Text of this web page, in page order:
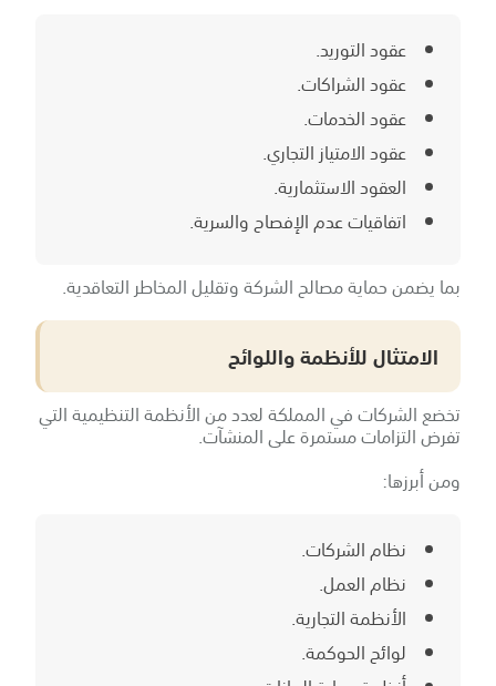
عقود التوريد.
عقود الشراكات.
عقود الخدمات.
عقود الامتياز التجاري.
العقود الاستثمارية.
اتفاقيات عدم الإفصاح والسرية.
بما يضمن حماية مصالح الشركة وتقليل المخاطر التعاقدية.
الامتثال للأنظمة واللوائح
تخضع الشركات في المملكة لعدد من الأنظمة التنظيمية التي
تفرض التزامات مستمرة على المنشآت.
ومن أبرزها:
نظام الشركات.
نظام العمل.
الأنظمة التجارية.
لوائح الحوكمة.